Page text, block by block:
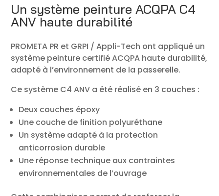
Un système peinture ACQPA C4
ANV haute durabilité
PROMETA PR et GRPI / Appli-Tech ont appliqué un
système peinture certifié ACQPA haute durabilité,
adapté à l’environnement de la passerelle.
Ce système C4 ANV a été réalisé en 3 couches :
Deux couches époxy
Une couche de finition polyuréthane
Un système adapté à la protection
anticorrosion durable
Une réponse technique aux contraintes
environnementales de l’ouvrage